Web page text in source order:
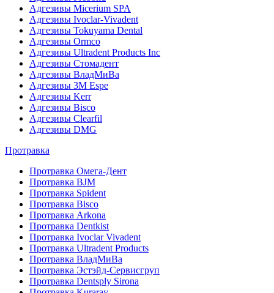
Адгезивы Micerium SPA
Адгезивы Ivoclar-Vivadent
Адгезивы Tokuyama Dental
Адгезивы Ormco
Адгезивы Ultradent Products Inc
Адгезивы Стомадент
Адгезивы ВладМиВа
Адгезивы 3M Espe
Адгезивы Kerr
Адгезивы Bisco
Адгезивы Clearfil
Адгезивы DMG
Протравка
Протравка Омега-Дент
Протравка BJM
Протравка Spident
Протравка Bisco
Протравка Arkona
Протравка Dentkist
Протравка Ivoclar Vivadent
Протравка Ultradent Products
Протравка ВладМиВа
Протравка Эстэйд-Сервисгруп
Протравка Dentsply Sirona